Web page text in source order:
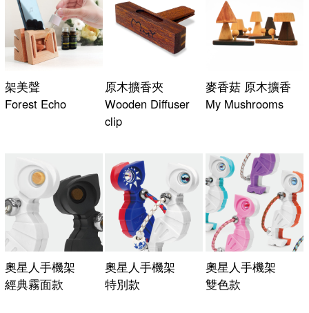
架美聲
Forest Echo
原木擴香夾
Wooden Diffuser
clip
麥香菇 原木擴香
My Mushrooms
奧星人手機架
經典霧面款
奧星人手機架
特別款
奧星人手機架
雙色款